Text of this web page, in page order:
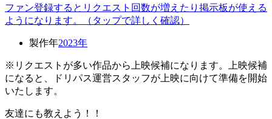
ファン登録するとリクエスト回数が増えたり掲示板が使える
ようになります。（タップで詳しく確認）
製作年2023年
※リクエストが多い作品から上映候補になります。上映候補
になると、ドリパス運営スタッフが上映に向けて準備を開始
いたします。
友達にも教えよう！！